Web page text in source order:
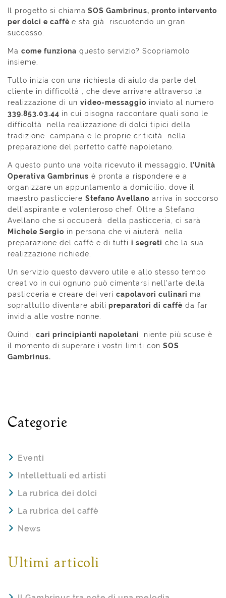
Il progetto si chiama SOS Gambrinus, pronto intervento
per dolci e caffè e sta già riscuotendo un gran
successo.
Ma come funziona questo servizio? Scopriamolo
insieme.
Tutto inizia con una richiesta di aiuto da parte del
cliente in difficoltà , che deve arrivare attraverso la
realizzazione di un video-messaggio inviato al numero
339.853.03.44 in cui bisogna raccontare quali sono le
difficoltà nella realizzazione di dolci tipici della
tradizione campana e le proprie criticità nella
preparazione del perfetto caffè napoletano.
A questo punto una volta ricevuto il messaggio,
l’Unità
Operativa Gambrinus è pronta a rispondere e a
organizzare un appuntamento a domicilio, dove il
maestro pasticciere Stefano Avellano arriva in soccorso
dell’aspirante e volenteroso chef. Oltre a Stefano
Avellano che si occuperà della pasticceria, ci sarà
Michele Sergio in persona che vi aiuterà nella
preparazione del caffè e di tutti i segreti che la sua
realizzazione richiede.
Un servizio questo davvero utile e allo stesso tempo
creativo in cui ognuno può cimentarsi nell’arte della
pasticceria e creare dei veri capolavori culinari ma
soprattutto diventare abili preparatori di caffè da far
invidia alle vostre nonne.
Quindi, cari principianti napoletani
, niente più scuse è
il momento di superare i vostri limiti con SOS
Gambrinus.
Categorie
Eventi
Intellettuali ed artisti
La rubrica dei dolci
La rubrica del caffè
News
Ultimi articoli